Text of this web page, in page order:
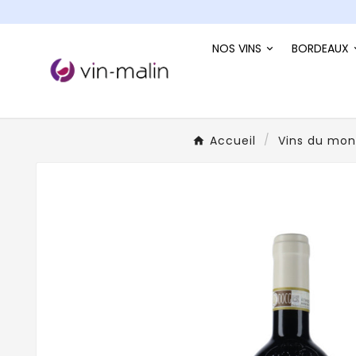
NOS VINS BORDEAUX
Accueil Vins du